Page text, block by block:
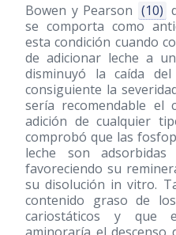
Bowen y Pearson (10)
se comporta como
esta condición cuando
de adicionar leche a
disminuyó la caída
consiguiente la
sería recomendable el
adición de cualquier
comprobó que las
leche son
favoreciendo su
su disolución in vitro.
contenido graso de
cariostáticos y que